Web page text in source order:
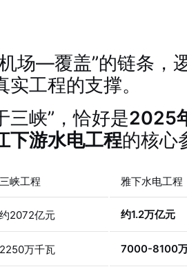
场—覆盖”的链条，
工程的支撑。
三峡”，恰好是2025
下游水电工程的核心
三峡工程 雅下水电工程
约2072亿元 约1.2万亿元
2250万千瓦 7000-8100